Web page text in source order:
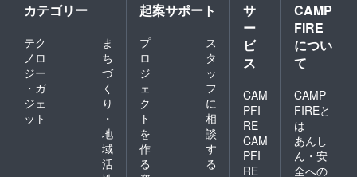
カテゴリー
テク
ノロ
ジー
・ガ
ジェ
ット
ま
ち
づ
く
り
・
地
域
活
起案サポート
プ
ロ
ジ
ェ
ク
ト
を
作
る
ス
タ
ッ
フ
に
相
談
す
る
サ
ー
ビ
ス
CAM
PFI
RE
CAM
PFI
RE
CAMP
FIRE
につい
て
CAMP
FIREと
は
あんし
ん・安
全への